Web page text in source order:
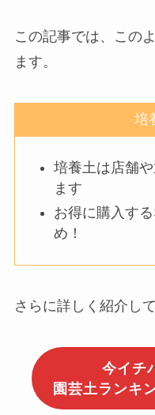
この記事では、この
ます。
培
培養土は店舗
ます
お得に購入す
め！
さらに詳しく紹介し
今イチ
園芸土ランキ